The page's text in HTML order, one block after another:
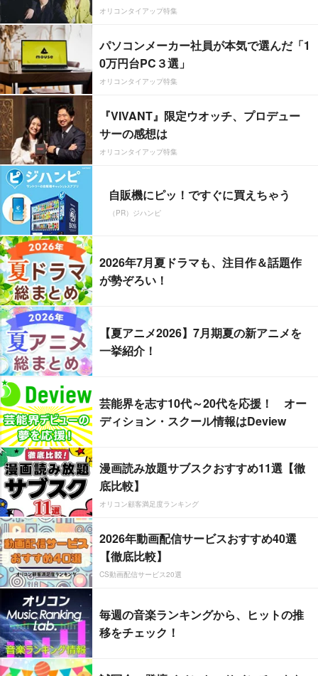
オリコンタイアップ特集
パソコンメーカー社員が本気で選んだ「1
0万円台PC３選」
オリコンタイアップ特集
『VIVANT』限定ウオッチ、プロデュー
サーの感想は
オリコンタイアップ特集
自販機にピッ！ですぐに買えちゃう
（PR）ジハンピ
2026年7月夏ドラマも、注目作＆話題作
が勢ぞろい！
【夏アニメ2026】7月期夏の新アニメを
一挙紹介！
芸能界を志す10代～20代を応援！ オー
ディション・スクール情報はDeview
漫画読み放題サブスクおすすめ11選【徹
底比較】
オリコン顧客満足度ランキング
2026年動画配信サービスおすすめ40選
【徹底比較】
CS動画配信サービス20選
毎週の音楽ランキングから、ヒットの推
移をチェック！